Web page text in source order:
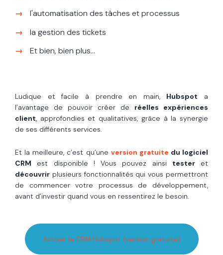
l'automatisation des tâches et processus
la gestion des tickets
Et bien, bien plus…
Ludique et facile à prendre en main, Hubspot a
l’avantage de pouvoir créer de réelles expériences
client, approfondies et qualitatives, grâce à la synergie
de ses différents services.
Et la meilleure, c’est qu’une version gratuite du logiciel
CRM est disponible ! Vous pouvez ainsi testeret
découvrir plusieurs fonctionnalités qui vous permettront
de commencer votre processus de développement,
avant d’investir quand vous en ressentirez le besoin.
Activer le CRM Hubspot (version gratuite)